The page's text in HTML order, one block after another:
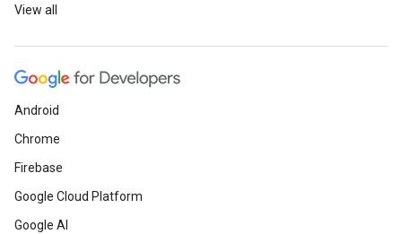
View all
Android
Chrome
Firebase
Google Cloud Platform
Google AI